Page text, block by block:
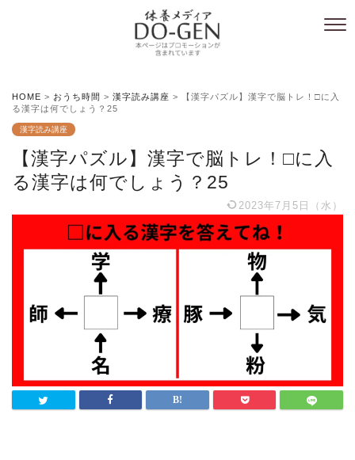
HOME > おうち時間 > 漢字読み講座 >
【漢字パズル】漢字で脳トレ！□に入
る漢字は何でしょう？25
漢字読み講座
【漢字パズル】漢字で脳トレ！□に入
る漢字は何でしょう？25
2023年7月5日（水）